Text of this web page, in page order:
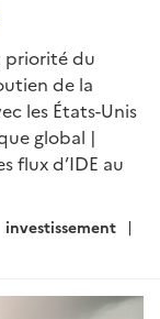
priorité du
de la
les États-Unis
global |
flux d’IDE au
investissement